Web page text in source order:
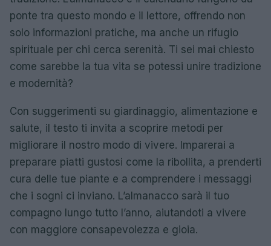
ponte tra questo mondo e il lettore, offrendo non
solo informazioni pratiche, ma anche un rifugio
spirituale per chi cerca serenità. Ti sei mai chiesto
come sarebbe la tua vita se potessi unire tradizione
e modernità?
Con suggerimenti su giardinaggio, alimentazione e
salute, il testo ti invita a scoprire metodi per
migliorare il nostro modo di vivere. Imparerai a
preparare piatti gustosi come la ribollita, a prenderti
cura delle tue piante e a comprendere i messaggi
che i sogni ci inviano. L’almanacco sarà il tuo
compagno lungo tutto l’anno, aiutandoti a vivere
con maggiore consapevolezza e gioia.